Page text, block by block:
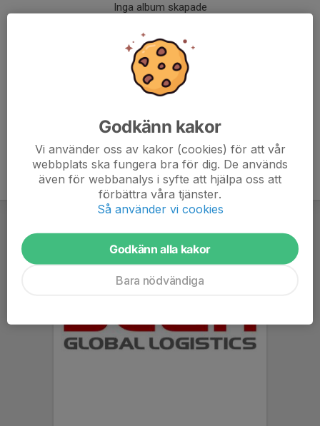
Inga album skapade
Godkänn kakor
Vi använder oss av kakor (cookies) för att vår
webbplats ska fungera bra för dig. De används
även för webbanalys i syfte att hjälpa oss att
förbättra våra tjänster.
Så använder vi cookies
Godkänn alla kakor
Bara nödvändiga